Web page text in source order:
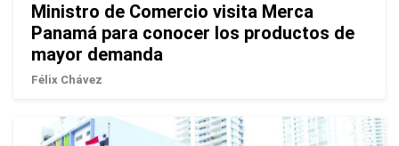
Ministro de Comercio visita Merca
Panamá para conocer los productos de
mayor demanda
Félix Chávez